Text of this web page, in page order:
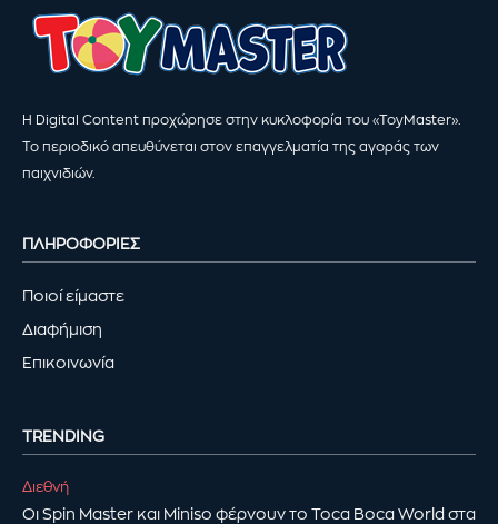
Η Digital Content προχώρησε στην κυκλοφορία του «ToyMaster».
Το περιοδικό απευθύνεται στον επαγγελματία της αγοράς των
παιχνιδιών.
ΠΛΗΡΟΦΟΡΙΕΣ
Ποιοί είμαστε
Διαφήμιση
Επικοινωνία
TRENDING
Διεθνή
Οι Spin Master και Miniso φέρνουν το Toca Boca World στα